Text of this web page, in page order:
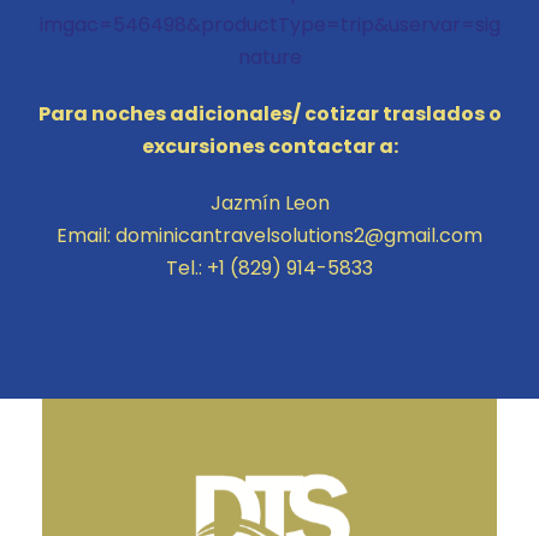
Para noches adicionales/ cotizar traslados o
excursiones contactar a:
Jazmín Leon
Email: dominicantravelsolutions2@gmail.com
Tel.: +1 (829) 914-5833